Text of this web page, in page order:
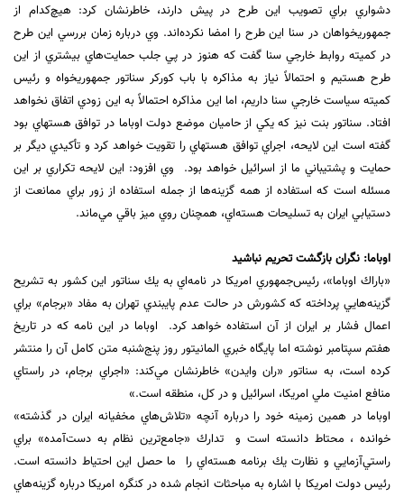
دشواري براي تصويب اين طرح در پيش‎ ‎دارند، خاطرنشان كرد: هيچ‌كدام ‏از
‏‏جمهوريخواهان در سنا اين طرح را امضا نكرده‌اند‎. وي درباره زمان بررسي اين طرح
در كميته روابط خارجي سنا ‏گفت كه هنوز در ‏‏پي جلب‎ ‎حمايت‌هاي بيشتري از اين
طرح هستيم و احتمالاً نياز به مذاكره با باب كوركر سناتور‎ ‎جمهوريخواه و رئيس
كميته سياست ‏‏خارجي سنا داريم، اما اين مذاكره احتمالاً به اين‎ ‎زودي اتفاق نخواهد
افتاد.‎‎ سناتور بنت نيز كه يكي از حاميان موضع دولت اوباما در توافق هسته‏اي بود
گفته است اين لايحه، اجراي ‏توافق هسته‏اي را ‏تقويت خواهد ‏كرد و تأكيدي ديگر بر
حمايت و پشتيباني ما از اسرائيل خواهد بود. ‏ وي افزود: اين لايحه تكراري بر اين
مسئله است كه استفاده از همه گزينه‌ها از جمله استفاده از زور ‏براي ممانعت از
دستيابي ايران ‏‏به تسليحات هسته‌اي، همچنان روي ميز باقي مي‌ماند. ‏
اوباما: نگران بازگشت تحريم نباشيد
‏«باراك اوباما»، رئيس‌جمهوري امريكا در نامه‌اي به يك سناتور اين كشور به تشريح
گزينه‌هايي پرداخته كه كشورش در حالت ‏عدم پايبندي تهران به مفاد «برجام» براي
اعمال فشار بر ايران از آن استفاده خواهد كرد. ‏ اوباما در اين نامه كه در تاريخ
هفتم سپتامبر نوشته اما پايگاه خبري المانيتور روز پنج‌شنبه متن كامل آن را منتشر
كرده ‏است، به سناتور «ران وايدن» خاطرنشان مي‌كند: «اجراي برجام، در راستاي
منافع امنيت ملي امريكا، اسرائيل و ‏در كل، منطقه است.»‏
اوباما در همين زمينه خود را درباره آنچه «تلاش‌هاي مخفيانه ايران در گذشته»
خوانده ، محتاط دانسته است و ‏ تدارك «جامع‌ترين نظام به دست‌آمده» براي
راستي‌آزمايي و نظارت يك برنامه هسته‌اي را ‏ ما حصل اين احتياط دانسته است.
رئيس‌ دولت امريكا با اشاره به مباحثات انجام شده در كنگره امريكا درباره گزينه‌هاي